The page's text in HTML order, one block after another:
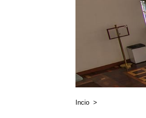
Incio >